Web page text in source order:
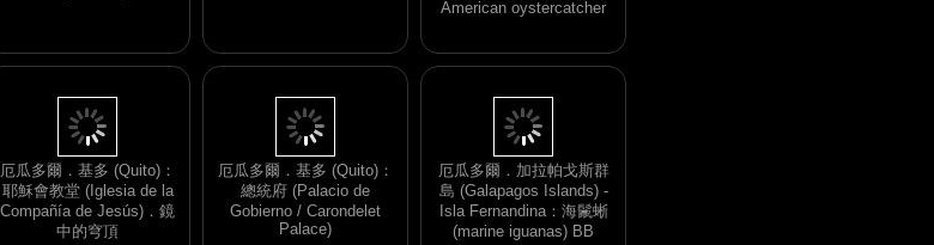
Egas)：沙灘上的
厄瓜多爾．基多 (Quito)：
耶穌會教堂 (Iglesia de la
Compañía de Jesús)．鏡
厄瓜多爾．基多 (Quito)：
總統府 (Palacio de
Gobierno / Carondelet
厄瓜多爾．加拉帕戈斯群
島 (Galapagos Islands) -
Isla Fernandina：海鬛蜥